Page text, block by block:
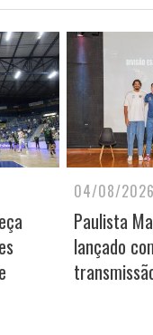
04/08/2026
Paulista
lançado